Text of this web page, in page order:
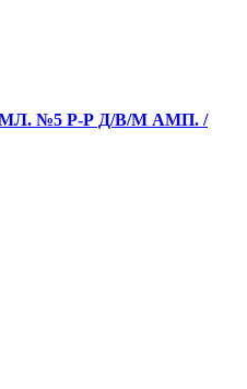
№5 Р-Р Д/В/М АМП. /